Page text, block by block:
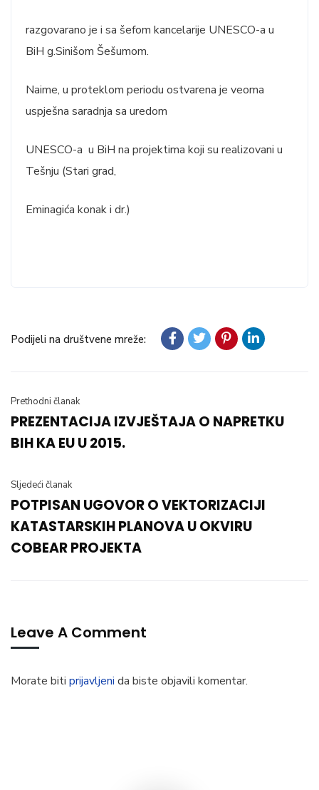
razgovarano je i sa šefom kancelarije UNESCO-a u
BiH g.Sinišom Šešumom.
Naime, u proteklom periodu ostvarena je veoma
uspješna saradnja sa uredom
UNESCO-a u BiH na projektima koji su realizovani u
Tešnju (Stari grad,
Eminagića konak i dr.)
Podijeli na društvene mreže:
Prethodni članak
PREZENTACIJA IZVJEŠTAJA O NAPRETKU
BIH KA EU U 2015.
Sljedeći članak
POTPISAN UGOVOR O VEKTORIZACIJI
KATASTARSKIH PLANOVA U OKVIRU
COBEAR PROJEKTA
Leave A Comment
Morate biti prijavljeni da biste objavili komentar.